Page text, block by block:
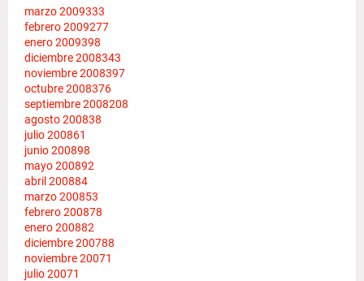
marzo 2009333
febrero 2009277
enero 2009398
diciembre 2008343
noviembre 2008397
octubre 2008376
septiembre 2008208
agosto 200838
julio 200861
junio 200898
mayo 200892
abril 200884
marzo 200853
febrero 200878
enero 200882
diciembre 200788
noviembre 20071
julio 20071